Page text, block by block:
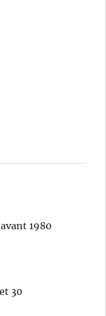
1980
30